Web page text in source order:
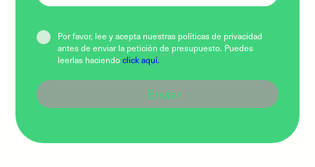
Por favor, lee y acepta nuestras políticas de privacidad
antes de enviar la petición de presupuesto. Puedes
leerlas haciendoclick aquí.
Enviar